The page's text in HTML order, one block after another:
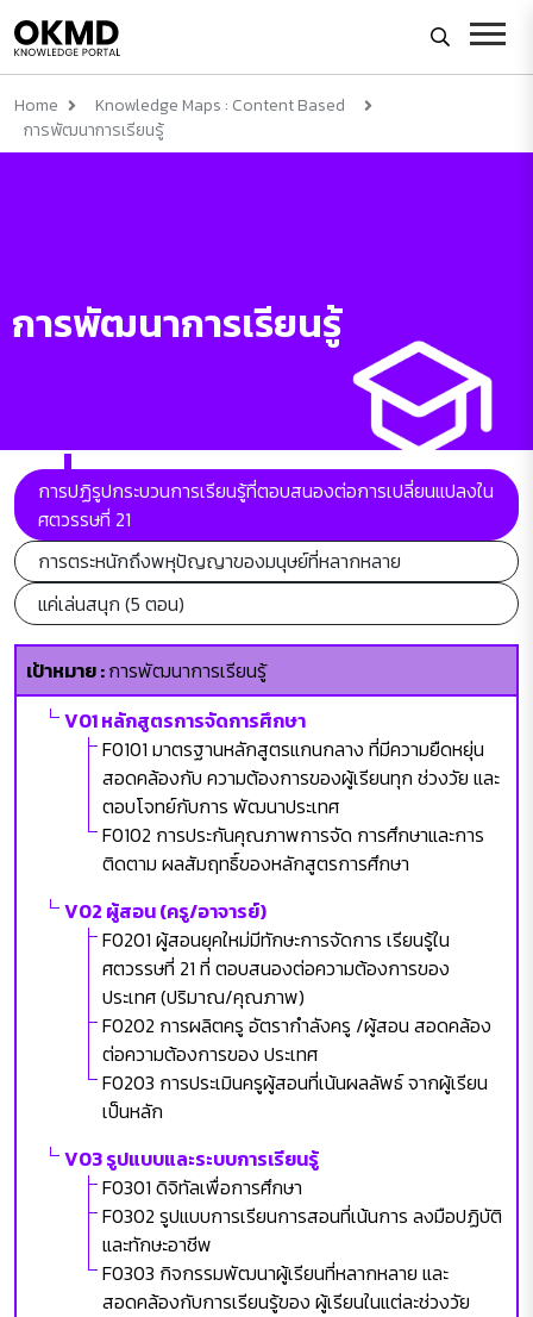
Home
Knowledge Maps : Content Based
การพัฒนาการเรียนรู้
การพัฒนาการเรียนรู้
การปฏิรูปกระบวนการเรียนรู้ที่ตอบสนองต่อการเปลี่ยนแปลงใน
ศตวรรษที่ 21
การตระหนักถึงพหุปัญญาของมนุษย์ที่หลากหลาย
แค่เล่นสนุก (5 ตอน)
เป้าหมาย :การพัฒนาการเรียนรู้
V01 หลักสูตรการจัดการศึกษา
F0101 มาตรฐานหลักสูตรแกนกลาง ที่มีความยืดหยุ่น
สอดคล้องกับ ความต้องการของผู้เรียนทุก ช่วงวัย และ
ตอบโจทย์กับการ พัฒนาประเทศ
F0102 การประกันคุณภาพการจัด การศึกษาและการ
ติดตาม ผลสัมฤทธิ์ของหลักสูตรการศึกษา
V02 ผู้สอน (ครู/อาจารย์)
F0201 ผู้สอนยุคใหม่มีทักษะการจัดการ เรียนรู้ใน
ศตวรรษที่ 21 ที่ ตอบสนองต่อความต้องการของ
ประเทศ (ปริมาณ/คุณภาพ)
F0202 การผลิตครู อัตรากำลังครู /ผู้สอน สอดคล้อง
ต่อความต้องการของ ประเทศ
F0203 การประเมินครูผู้สอนที่เน้นผลลัพธ์ จากผู้เรียน
เป็นหลัก
V03 รูปแบบและระบบการเรียนรู้
F0301 ดิจิทัลเพื่อการศึกษา
F0302 รูปแบบการเรียนการสอนที่เน้นการ ลงมือปฏิบัติ
และทักษะอาชีพ
F0303 กิจกรรมพัฒนาผู้เรียนที่หลากหลาย และ
สอดคล้องกับการเรียนรู้ของ ผู้เรียนในแต่ละช่วงวัย